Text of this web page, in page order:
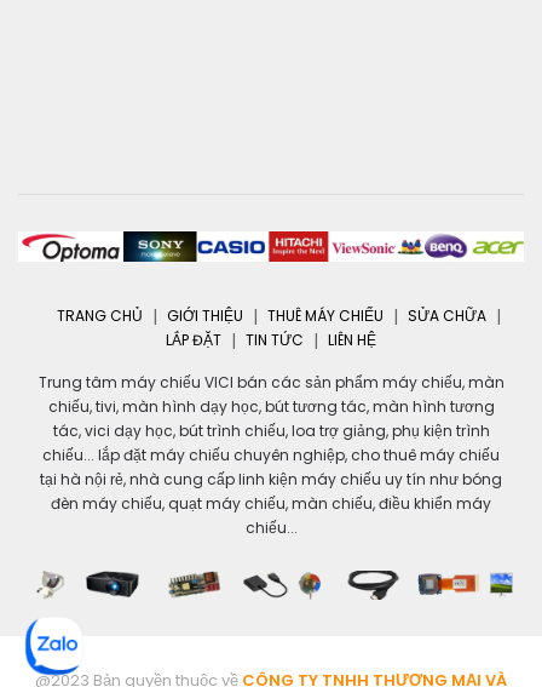
TRANG CHỦ GIỚI THIỆU THUÊ MÁY CHIẾU
SỬA CHỮA
LẮP ĐẶT
TIN TỨC LIÊN HỆ
Trung tâm máy chiếu VICI bán các sản phẩm máy chiếu, màn
chiếu, tivi, màn hình dạy học, bút tương tác, màn hình tương
tác, vici dạy học, bút trình chiếu, loa trợ giảng, phụ kiện trình
chiếu... lắp đặt máy chiếu chuyên nghiệp, cho thuê máy chiếu
tại hà nội rẻ, nhà cung cấp linh kiện máy chiếu uy tín như bóng
đèn máy chiếu, quạt máy chiếu, màn chiếu, điều khiển máy
chiếu...
@2023 Bản quyền thuộc về CÔNG TY TNHH THƯƠNG MẠI VÀ